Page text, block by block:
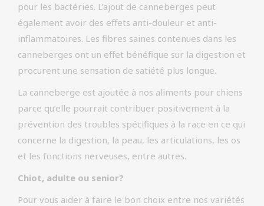
pour les bactéries. L’ajout de canneberges peut
également avoir des effets anti-douleur et anti-
inflammatoires. Les fibres saines contenues dans les
canneberges ont un effet bénéfique sur la digestion et
procurent une sensation de satiété plus longue.
La canneberge est ajoutée à nos aliments pour chiens
parce qu’elle pourrait contribuer positivement à la
prévention des troubles spécifiques à la race en ce qui
concerne la digestion, la peau, les articulations, les os
et les fonctions nerveuses, entre autres.
Chiot, adulte ou senior?
Pour vous aider à faire le bon choix entre nos variétés